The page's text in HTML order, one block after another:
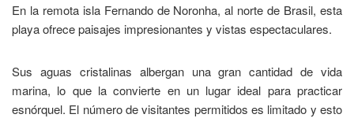
En la remota isla Fernando de Noronha, al norte de Brasil, esta
playa ofrece paisajes impresionantes y vistas espectaculares.
Sus aguas cristalinas albergan una gran cantidad de vida
marina, lo que la convierte en un lugar ideal para practicar
esnórquel. El número de visitantes permitidos es limitado y esto